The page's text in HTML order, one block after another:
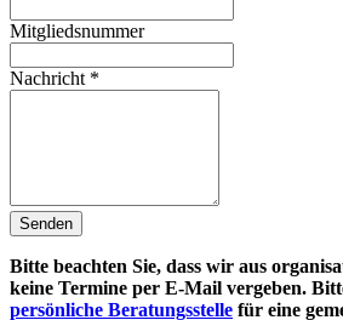
Mitgliedsnummer
Nachricht *
Senden
Bitte beachten Sie, dass wir aus
keine Termine per E-Mail vergeben.
persönliche Beratungsstelle für eine